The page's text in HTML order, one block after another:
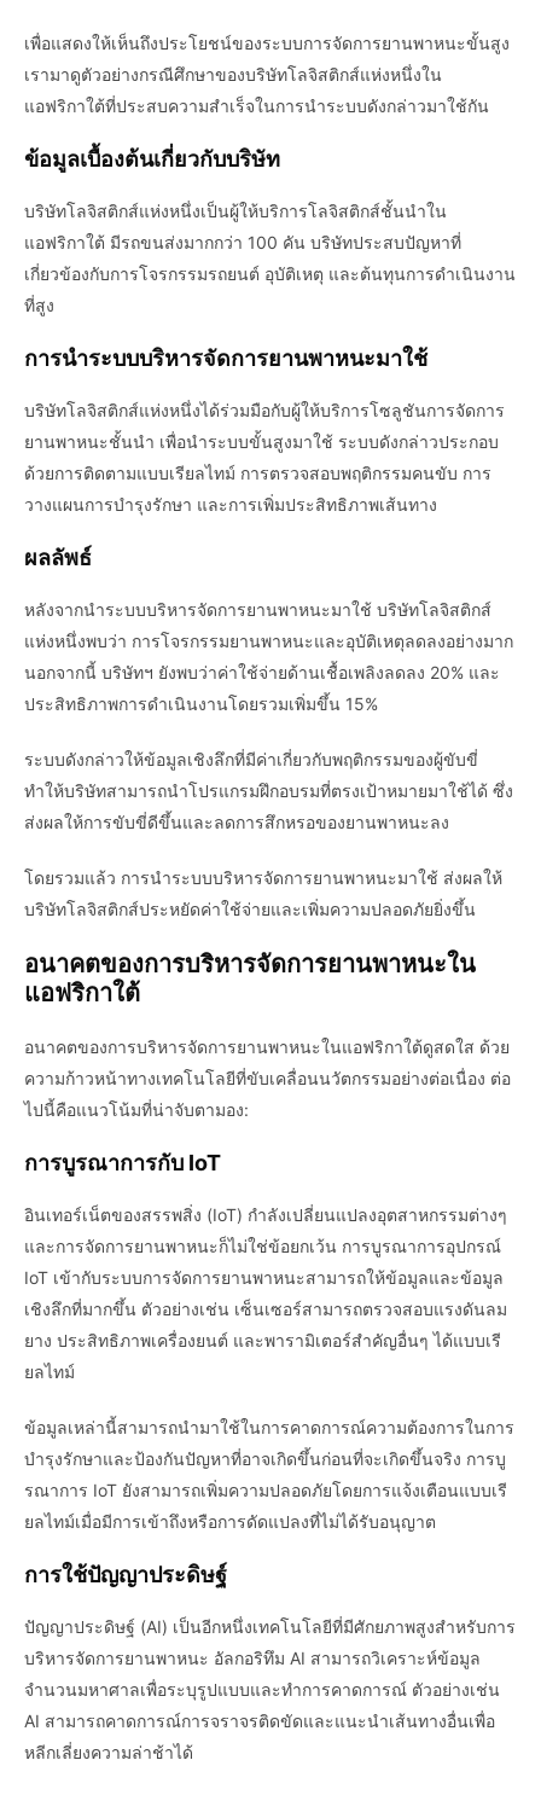
เพื่อแสดงให้เห็นถึงประโยชน์ของระบบการจัดการยานพาหนะขั้นสูง
เรามาดูตัวอย่างกรณีศึกษาของบริษัทโลจิสติกส์แห่งหนึ่งใน
แอฟริกาใต้ที่ประสบความสำเร็จในการนำระบบดังกล่าวมาใช้กัน
ข้อมูลเบื้องต้นเกี่ยวกับบริษัท
บริษัทโลจิสติกส์แห่งหนึ่งเป็นผู้ให้บริการโลจิสติกส์ชั้นนำใน
แอฟริกาใต้ มีรถขนส่งมากกว่า 100 คัน บริษัทประสบปัญหาที่
เกี่ยวข้องกับการโจรกรรมรถยนต์ อุบัติเหตุ และต้นทุนการดำเนินงาน
ที่สูง
การนำระบบบริหารจัดการยานพาหนะมาใช้
บริษัทโลจิสติกส์แห่งหนึ่งได้ร่วมมือกับผู้ให้บริการโซลูชันการจัดการ
ยานพาหนะชั้นนำ เพื่อนำระบบขั้นสูงมาใช้ ระบบดังกล่าวประกอบ
ด้วยการติดตามแบบเรียลไทม์ การตรวจสอบพฤติกรรมคนขับ การ
วางแผนการบำรุงรักษา และการเพิ่มประสิทธิภาพเส้นทาง
ผลลัพธ์
หลังจากนำระบบบริหารจัดการยานพาหนะมาใช้ บริษัทโลจิสติกส์
แห่งหนึ่งพบว่า การโจรกรรมยานพาหนะและอุบัติเหตุลดลงอย่างมาก
นอกจากนี้ บริษัทฯ ยังพบว่าค่าใช้จ่ายด้านเชื้อเพลิงลดลง 20% และ
ประสิทธิภาพการดำเนินงานโดยรวมเพิ่มขึ้น 15%
ระบบดังกล่าวให้ข้อมูลเชิงลึกที่มีค่าเกี่ยวกับพฤติกรรมของผู้ขับขี่
ทำให้บริษัทสามารถนำโปรแกรมฝึกอบรมที่ตรงเป้าหมายมาใช้ได้ ซึ่ง
ส่งผลให้การขับขี่ดีขึ้นและลดการสึกหรอของยานพาหนะลง
โดยรวมแล้ว การนำระบบบริหารจัดการยานพาหนะมาใช้ ส่งผลให้
บริษัทโลจิสติกส์ประหยัดค่าใช้จ่ายและเพิ่มความปลอดภัยยิ่งขึ้น
อนาคตของการบริหารจัดการยานพาหนะใน
แอฟริกาใต้
อนาคตของการบริหารจัดการยานพาหนะในแอฟริกาใต้ดูสดใส ด้วย
ความก้าวหน้าทางเทคโนโลยีที่ขับเคลื่อนนวัตกรรมอย่างต่อเนื่อง ต่อ
ไปนี้คือแนวโน้มที่น่าจับตามอง:
การบูรณาการกับ IoT
อินเทอร์เน็ตของสรรพสิ่ง (IoT) กำลังเปลี่ยนแปลงอุตสาหกรรมต่างๆ
และการจัดการยานพาหนะก็ไม่ใช่ข้อยกเว้น การบูรณาการอุปกรณ์
IoT เข้ากับระบบการจัดการยานพาหนะสามารถให้ข้อมูลและข้อมูล
เชิงลึกที่มากขึ้น ตัวอย่างเช่น เซ็นเซอร์สามารถตรวจสอบแรงดันลม
ยาง ประสิทธิภาพเครื่องยนต์ และพารามิเตอร์สำคัญอื่นๆ ได้แบบเรี
ยลไทม์
ข้อมูลเหล่านี้สามารถนำมาใช้ในการคาดการณ์ความต้องการในการ
บำรุงรักษาและป้องกันปัญหาที่อาจเกิดขึ้นก่อนที่จะเกิดขึ้นจริง การบู
รณาการ IoT ยังสามารถเพิ่มความปลอดภัยโดยการแจ้งเตือนแบบเรี
ยลไทม์เมื่อมีการเข้าถึงหรือการดัดแปลงที่ไม่ได้รับอนุญาต
การใช้ปัญญาประดิษฐ์
ปัญญาประดิษฐ์ (AI) เป็นอีกหนึ่งเทคโนโลยีที่มีศักยภาพสูงสำหรับการ
บริหารจัดการยานพาหนะ อัลกอริทึม AI สามารถวิเคราะห์ข้อมูล
จำนวนมหาศาลเพื่อระบุรูปแบบและทำการคาดการณ์ ตัวอย่างเช่น
AI สามารถคาดการณ์การจราจรติดขัดและแนะนำเส้นทางอื่นเพื่อ
หลีกเลี่ยงความล่าช้าได้